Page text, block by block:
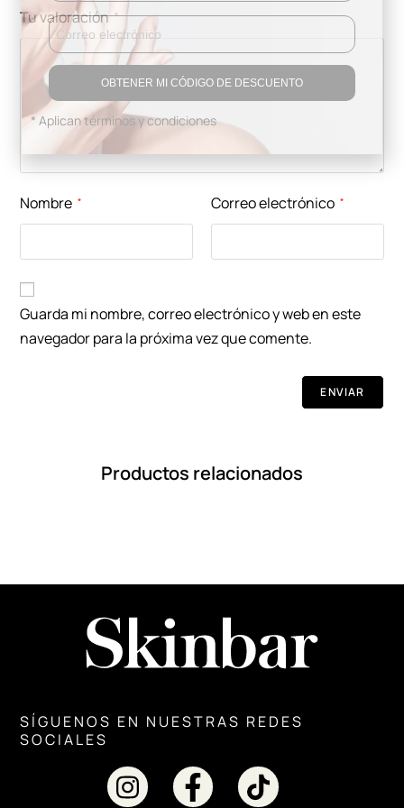
Tu valoración *
Nombre * Correo electrónico *
Guarda mi nombre, correo electrónico y web en este
navegador para la próxima vez que comente.
Productos relacionados
SÍGUENOS EN NUESTRAS REDES
SOCIALES
OBTENER MI CÓDIGO DE DESCUENTO
* Aplican términos y condiciones